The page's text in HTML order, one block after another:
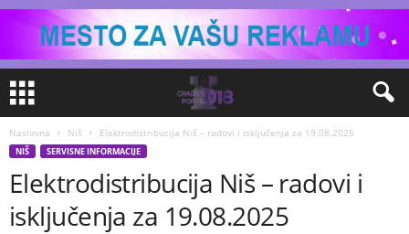
Naslovna Niš Elektrodistribucija Niš – radovi i isključenja za 19.08.2025
NIŠ SERVISNE INFORMACIJE
Elektrodistribucija Niš – radovi i
isključenja za 19.08.2025